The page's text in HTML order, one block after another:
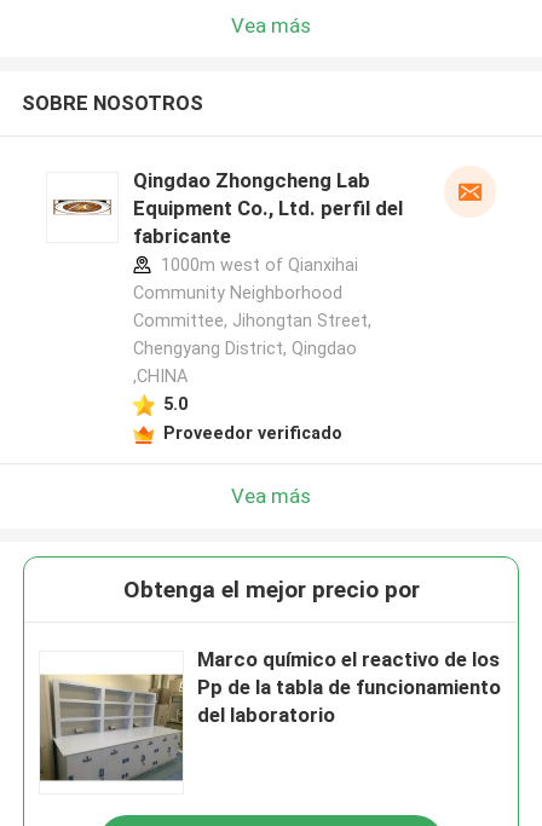
Vea más
SOBRE NOSOTROS
Qingdao Zhongcheng Lab
Equipment Co., Ltd. perfil del
fabricante
1000m west of Qianxihai
Community Neighborhood
Committee, Jihongtan Street,
Chengyang District, Qingdao
,CHINA
5.0
Proveedor verificado
Vea más
Obtenga el mejor precio por
Marco químico el reactivo de los
Pp de la tabla de funcionamiento
del laboratorio